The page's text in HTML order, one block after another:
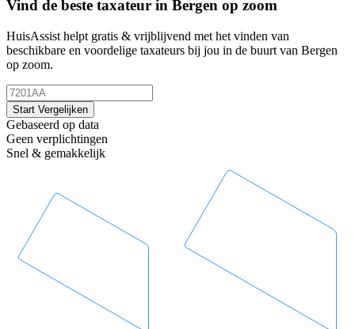
Vind de beste taxateur in Bergen op zoom
HuisAssist helpt gratis & vrijblijvend met het vinden van
beschikbare en voordelige taxateurs bij jou in de buurt van Bergen
op zoom.
Start Vergelijken
Gebaseerd op data
Geen verplichtingen
Snel & gemakkelijk